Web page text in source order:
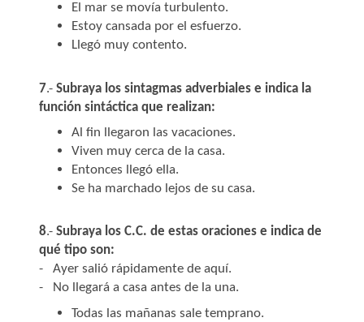
El mar se movía turbulento.
Estoy cansada por el esfuerzo.
Llegó muy contento.
7.- Subraya los sintagmas adverbiales e indica la
función sintáctica que realizan:
Al fin llegaron las vacaciones.
Viven muy cerca de la casa.
Entonces llegó ella.
Se ha marchado lejos de su casa.
8.- Subraya los C.C. de estas oraciones e indica de
qué tipo son:
- Ayer salió rápidamente de aquí.
- No llegará a casa antes de la una.
Todas las mañanas sale temprano.